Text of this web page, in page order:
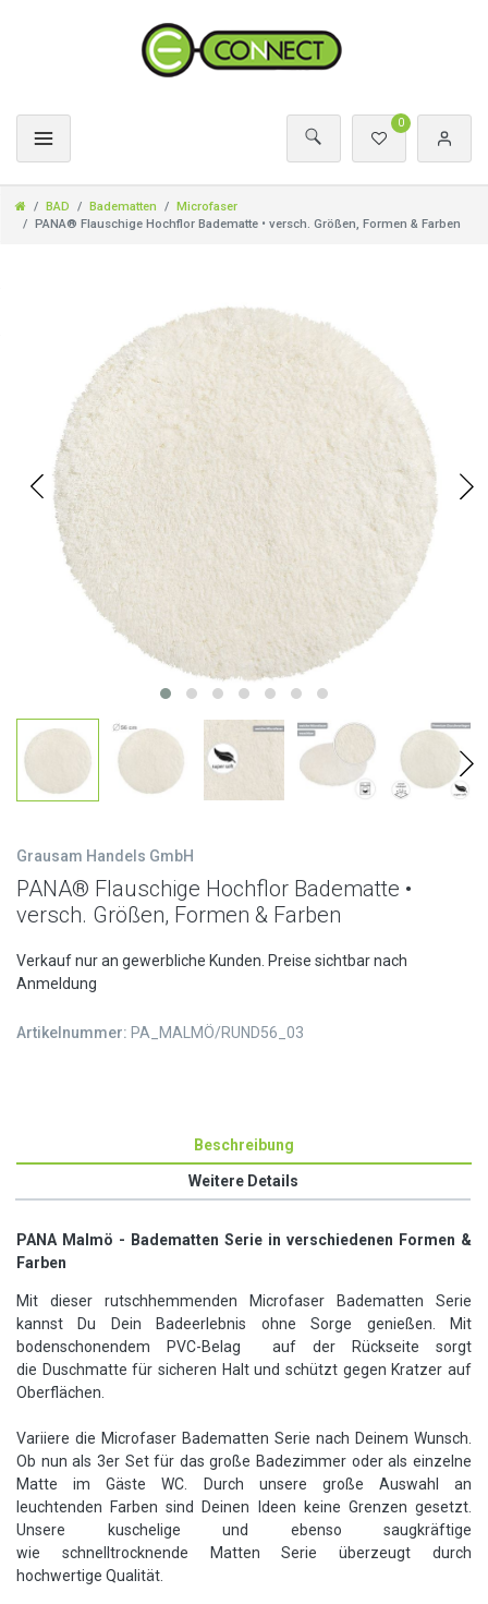
0
BAD Badematten
Microfaser
PANA® Flauschige Hochflor Badematte • versch. Größen, Formen & Farben
Grausam Handels GmbH
PANA® Flauschige Hochflor Badematte •
versch. Größen, Formen & Farben
Verkauf nur an gewerbliche Kunden. Preise sichtbar nach
Anmeldung
Artikelnummer: PA_MALMÖ/RUND56_03
Beschreibung
Weitere Details
PANA Malmö - Badematten Serie in verschiedenen Formen &
Farben
Mit dieser rutschhemmenden Microfaser Badematten Serie
kannst Du Dein Badeerlebnis ohne Sorge genießen. Mit
bodenschonendem PVC-Belag auf der Rückseite sorgt
die Duschmatte für sicheren Halt und schützt gegen Kratzer auf
Oberflächen.
Variiere die Microfaser Badematten Serie nach Deinem Wunsch.
Ob nun als 3er Set für das große Badezimmer oder als einzelne
Matte im Gäste WC. Durch unsere große Auswahl an
leuchtenden Farben sind Deinen Ideen keine Grenzen gesetzt.
Unsere kuschelige und ebenso saugkräftige
wie schnelltrocknende Matten Serie überzeugt durch
hochwertige Qualität.